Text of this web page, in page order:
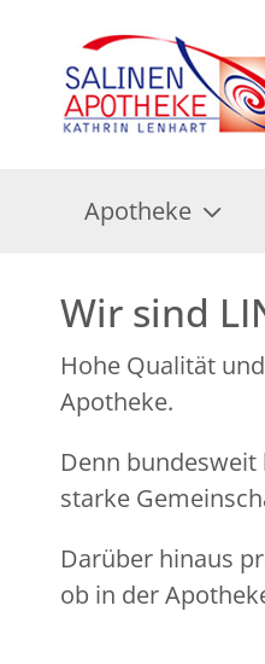
Apotheke
Wir sind
Hohe Qualität
Apotheke.
Denn bundesweit
starke
Darüber hinaus
ob in der